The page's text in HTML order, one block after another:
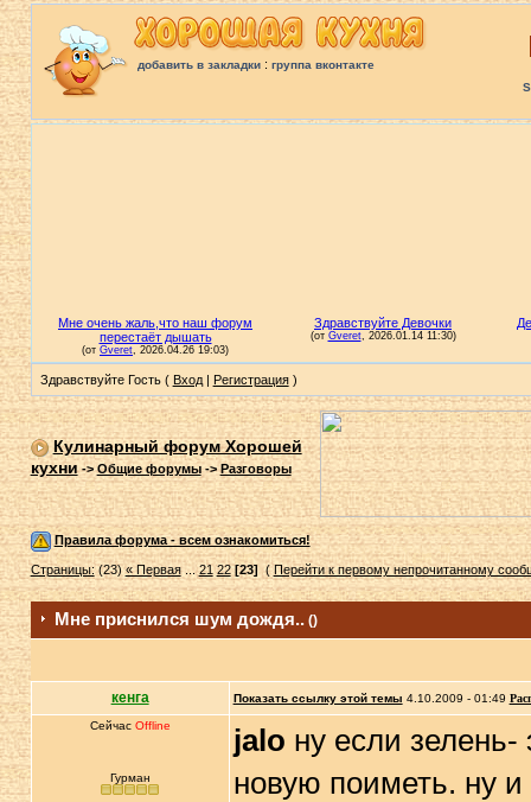
добавить в закладки: группа вконтакте
Здравствуйте Гость ( Вход| Регистрация)
Кулинарный форум Хорошей
кухни->Общие форумы-> Разговоры
Правила форума - всем ознакомиться!
Страницы:(23)« Первая...21 22 [23](Перейти к первому непрочитанному
Мне приснился шум дождя..()
кенга Показать ссылку этой темы 4.10.2009 - 01:49
Сейчас Offline
Гурман
jalo ну если зелень-
новую поиметь. ну и